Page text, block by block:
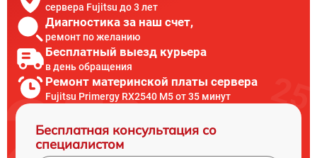
сервера Fujitsu до 3 лет
Диагностика за наш счет,
ремонт по желанию
Бесплатный выезд курьера
в день обращения
Ремонт материнской платы сервера
Fujitsu Primergy RX2540 M5 от 35 минут
Бесплатная консультация со
специалистом